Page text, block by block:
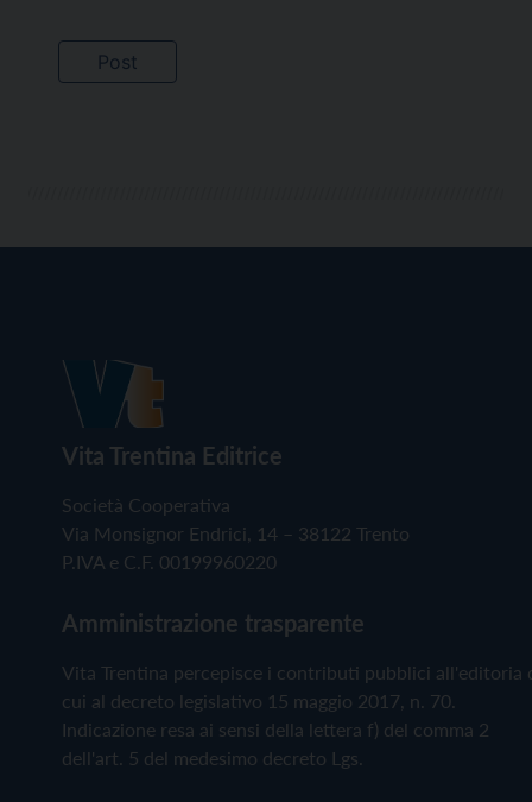
Vita Trentina Editrice
Società Cooperativa
Via Monsignor Endrici, 14 – 38122 Trento
P.IVA e C.F. 00199960220
Amministrazione trasparente
Vita Trentina percepisce i contributi pubblici all'editoria
cui al decreto legislativo 15 maggio 2017, n. 70.
Indicazione resa ai sensi della lettera f) del comma 2
dell'art. 5 del medesimo decreto Lgs.